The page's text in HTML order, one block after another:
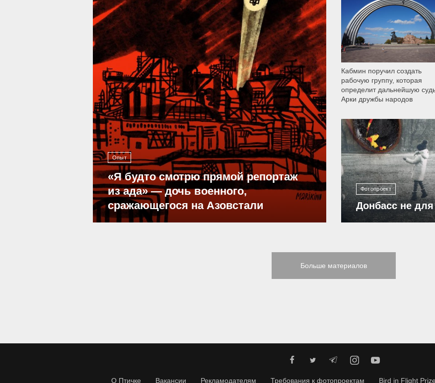
Опыт
«Я будто смотрю прямой репортаж
из ада» — дочь военного,
сражающегося на Азовстали
39 301
Кабмин поручил создать
рабочую группу, которая
определит дальнейшую
Арки дружбы народов
9 792
Фотопроект
Донбасс не для
12 308
Больше материалов
О Птичке Вакансии Рекламодателям Требования к фотопроектам Bird in Flight Prize